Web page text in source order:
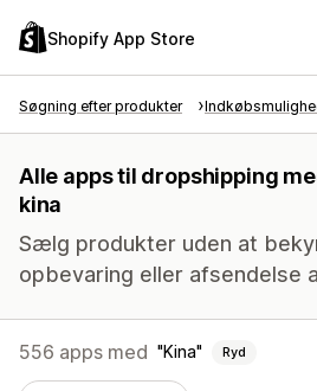
Shopify App Store
Søgning efter produkter
Alle apps til dropshipping
kina
Sælg produkter uden at
opbevaring eller afsendelse
556 apps med Kina Ryd